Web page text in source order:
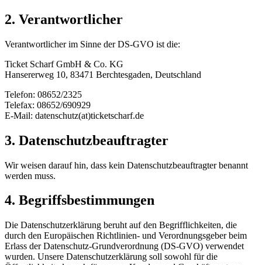
2. Verantwortlicher
Verantwortlicher im Sinne der DS-GVO ist die:
Ticket Scharf GmbH & Co. KG
Hansererweg 10, 83471 Berchtesgaden, Deutschland
Telefon: 08652/2325
Telefax: 08652/690929
E-Mail: datenschutz(at)ticketscharf.de
3. Datenschutzbeauftragter
Wir weisen darauf hin, dass kein Datenschutzbeauftragter benannt
werden muss.
4. Begriffsbestimmungen
Die Datenschutzerklärung beruht auf den Begrifflichkeiten, die
durch den Europäischen Richtlinien- und Verordnungsgeber beim
Erlass der Datenschutz-Grundverordnung (DS-GVO) verwendet
wurden. Unsere Datenschutzerklärung soll sowohl für die